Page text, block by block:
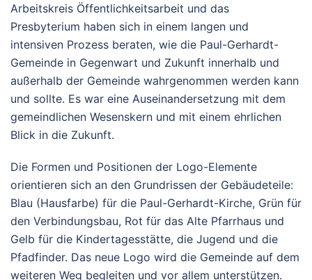
Arbeitskreis Öffentlichkeitsarbeit und das
Presbyterium haben sich in einem langen und
intensiven Prozess beraten, wie die Paul-Gerhardt-
Gemeinde in Gegenwart und Zukunft innerhalb und
außerhalb der Gemeinde wahrgenommen werden kann
und sollte. Es war eine Auseinandersetzung mit dem
gemeindlichen Wesenskern und mit einem ehrlichen
Blick in die Zukunft.
Die Formen und Positionen der Logo-Elemente
orientieren sich an den Grundrissen der Gebäudeteile:
Blau (Hausfarbe) für die Paul-Gerhardt-Kirche, Grün für
den Verbindungsbau, Rot für das Alte Pfarrhaus und
Gelb für die Kindertagesstätte, die Jugend und die
Pfadfinder. Das neue Logo wird die Gemeinde auf dem
weiteren Weg begleiten und vor allem unterstützen.